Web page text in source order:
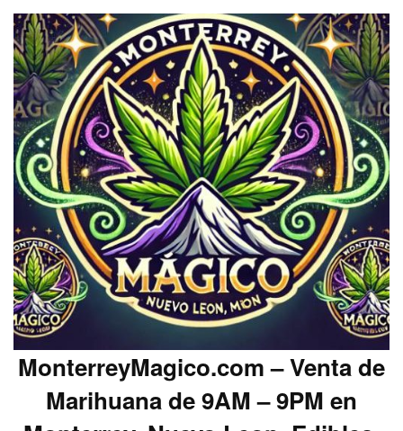
MonterreyMagico.com – Venta de
Marihuana de 9AM – 9PM en